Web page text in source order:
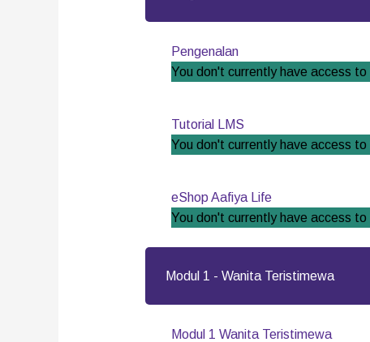
Pengenalan
You don't currently have access
Tutorial LMS
You don't currently have access
eShop Aafiya Life
You don't currently have access
Modul 1 - Wanita Teristimewa
Modul 1 Wanita Teristimewa